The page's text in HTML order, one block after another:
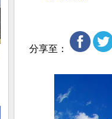
分享至：